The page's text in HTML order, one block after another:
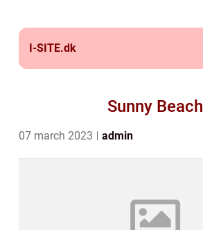
I-SITE.dk
Sunny Beach
07 march 2023 admin